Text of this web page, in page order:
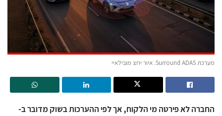
מערכת Surround ADAS. איור יחצ מובילאיי
החברה לא פירטה מי הלקוח, אך לפי ההערכות בשוק מדובר ב-